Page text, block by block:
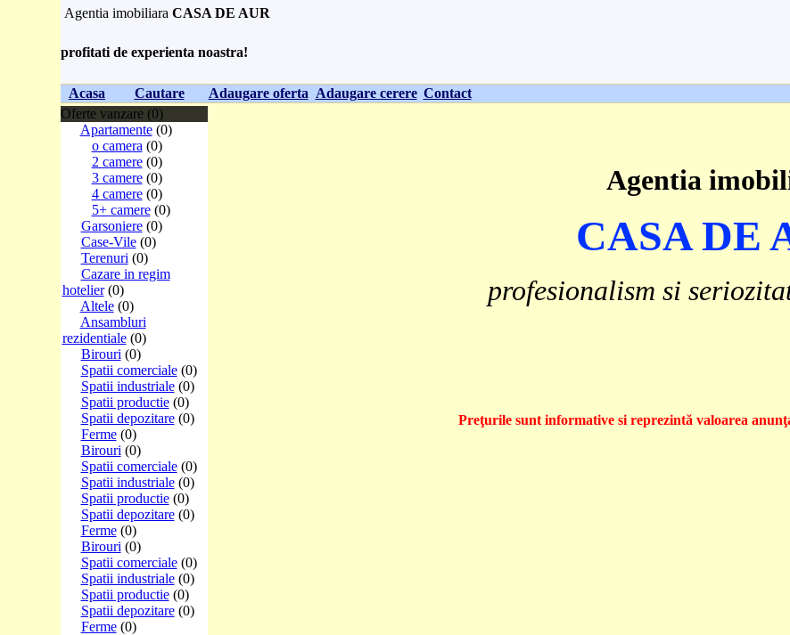
Agentia imobiliara CASA DE AUR
profitati de experienta noastra!
Acasa Cautare Adaugare oferta Adaugare cerere Contact
Oferte vanzare (0)
Apartamente(0)
o camera (0)
2 camere(0)
3 camere(0)
4 camere(0)
5+ camere(0)
Garsoniere(0)
Case-Vile(0)
Terenuri (0)
Cazare in regim
hotelier(0)
Altele(0)
Ansambluri
rezidentiale(0)
Birouri (0)
Spatii comerciale(0)
Spatii industriale(0)
Spatii productie(0)
Spatii depozitare(0)
Ferme(0)
Birouri (0)
Spatii comerciale(0)
Spatii industriale(0)
Spatii productie(0)
Spatii depozitare(0)
Ferme(0)
Birouri (0)
Spatii comerciale(0)
Spatii industriale(0)
Spatii productie(0)
Spatii depozitare(0)
Ferme(0)
Agentia
CASA DE
profesionalism si
Preţurile sunt informative si reprezintă valoarea